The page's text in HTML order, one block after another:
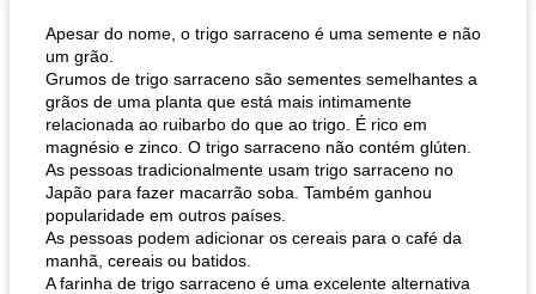
Apesar do nome, o trigo sarraceno é uma semente e não
um grão.
Grumos de trigo sarraceno são sementes semelhantes a
grãos de uma planta que está mais intimamente
relacionada ao ruibarbo do que ao trigo. É rico em
magnésio e zinco. O trigo sarraceno não contém glúten.
As pessoas tradicionalmente usam trigo sarraceno no
Japão para fazer macarrão soba. Também ganhou
popularidade em outros países.
As pessoas podem adicionar os cereais para o café da
manhã, cereais ou batidos.
A farinha de trigo sarraceno é uma excelente alternativa